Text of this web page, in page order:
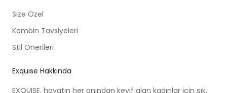
Size Özel
Kombin Tavsiyeleri
Stil Önerileri
Exquıse Hakkında
EXQUISE, hayatın her anından keyif alan kadınlar için şık,